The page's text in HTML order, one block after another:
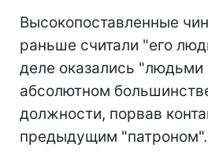
Высокопоставленные
раньше считали "его
деле оказались "людьми
абсолютном
должности, порвав
предыдущим "патроном".